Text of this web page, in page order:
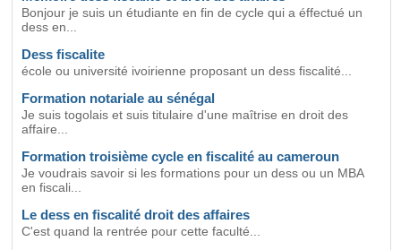
Bonjour je suis un étudiante en fin de cycle qui a éffectué un
dess en...
Dess fiscalite
école ou université ivoirienne proposant un dess fiscalité...
Formation notariale au sénégal
Je suis togolais et suis titulaire d'une maîtrise en droit des
affaire...
Formation troisième cycle en fiscalité au cameroun
Je voudrais savoir si les formations pour un dess ou un MBA
en fiscali...
Le dess en fiscalité droit des affaires
C'est quand la rentrée pour cette faculté...